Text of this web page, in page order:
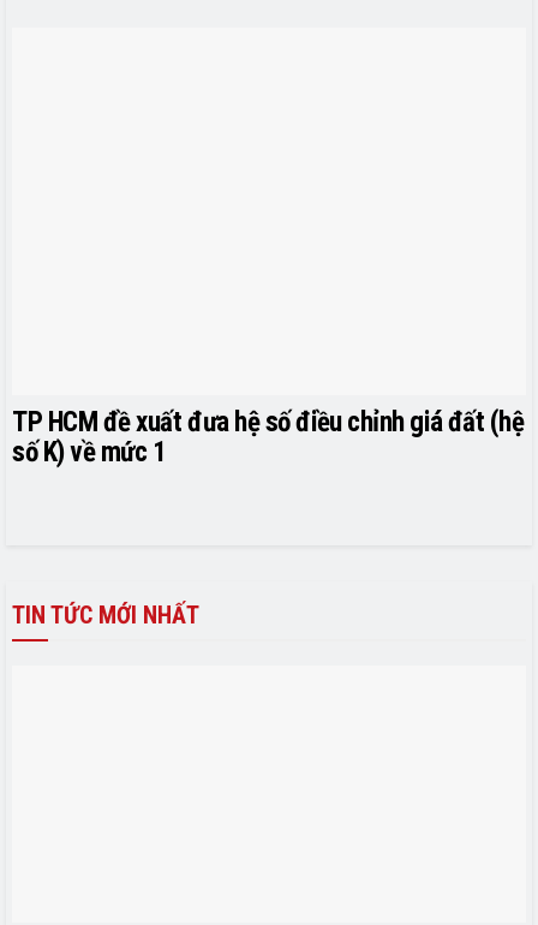
TP HCM đề xuất đưa hệ số điều chỉnh giá đất (hệ
số K) về mức 1
TIN TỨC MỚI NHẤT